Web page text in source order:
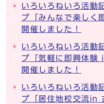
いろいろねいろ活
プ「みんなで楽しく
開催しました！
いろいろねいろ活
プ「気軽に即興体験
開催しました！
いろいろねいろ活
プ「居住地校交流in